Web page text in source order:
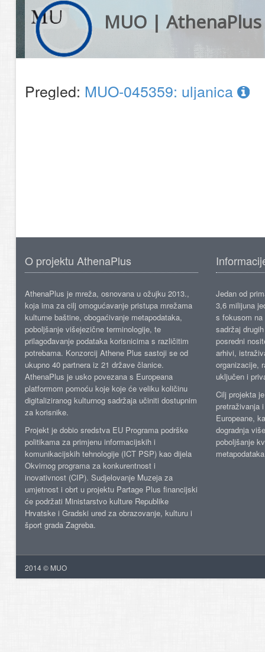
MUO | AthenaPlus
Pregled: MUO-045359: uljanica
O projektu AthenaPlus
AthenaPlus je mreža, osnovana u ožujku 2013.,
koja ima za cilj omogućavanje pristupa mrežama
kulturne baštine, obogaćivanje metapodataka,
poboljšanje višejezične terminologije, te
prilagođavanje podataka korisnicima s različitim
potrebama. Konzorcij Athene Plus sastoji se od
ukupno 40 partnera iz 21 države članice.
AthenaPlus je usko povezana s Europeana
platformom pomoću koje koje će veliku količinu
digitaliziranog kulturnog sadržaja učiniti dostupnim
za korisnike.
Projekt je dobio sredstva EU Programa podrške
politikama za primjenu informacijskih i
komunikacijskih tehnologije (ICT PSP) kao dijela
Okvirnog programa za konkurentnost i
inovativnost (CIP). Sudjelovanje Muzeja za
umjetnost i obrt u projektu Partage Plus financijski
će podržati Ministarstvo kulture Republike
Hrvatske i Gradski ured za obrazovanje, kulturu i
šport grada Zagreba.
Jedan od
3,6 milijuna
s fokusom
sadržaj
posredni
arhivi,
organizacije,
uključen i
Cilj projekta
pretraživanja
Europeane,
dogradnja
poboljšanje
2014 © MUO